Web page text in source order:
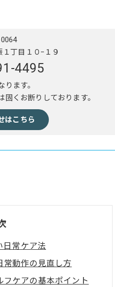
丁目１０−１９
4495
ます。
くお断りしております。
はこちら
日常ケア法
常動作の見直し方
フケアの基本ポイント